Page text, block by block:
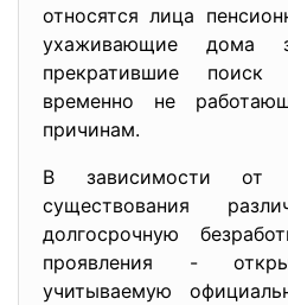
относятся лица
ухаживающие дома
прекратившие
временно не
причинам.
В зависимости от
существования
долгосрочную
проявления -
учитываемую